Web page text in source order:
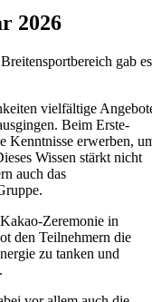
2026
gab es
vielfältige
Beim Erste-
Kenntnisse erwerben,
Wissen stärkt nicht
auch das
Zeremonie in
den Teilnehmern die
zu tanken und